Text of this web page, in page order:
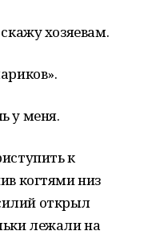
хозяевам.
у меня.
к
когтями низ
открыл
лежали на